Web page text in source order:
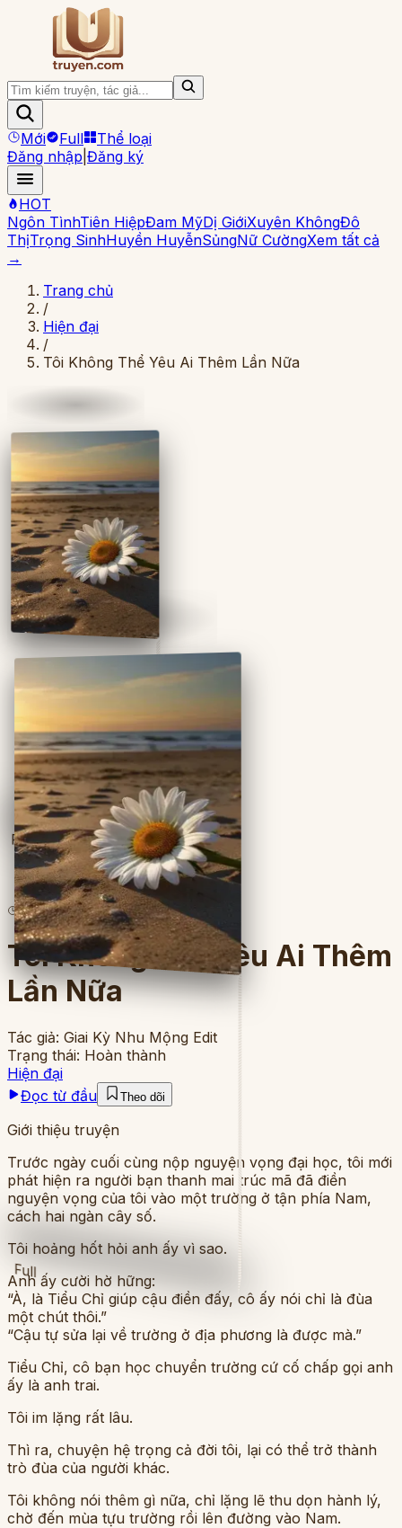
Mới Full
Thể loại
Đăng nhập Đăng ký
HOT
Ngôn TìnhTiên HiệpĐam MỹDị GiớiXuyên KhôngĐô
ThịTrọng SinhHuyền HuyễnSủngNữ CườngXem tất cả
→
Trang chủ
/
Hiện đại
/
Tôi Không Thể Yêu Ai Thêm Lần Nữa
Full
Full
9lượt đọc· 8chương
Tôi Không Thể Yêu Ai Thêm
Lần Nữa
Tác giả: Giai Kỳ Nhu Mộng Edit
Trạng thái: Hoàn thành
Hiện đại
Đọc từ đầu
Theo dõi
Giới thiệu truyện
Trước ngày cuối cùng nộp nguyện vọng đại học, tôi mới
phát hiện ra người bạn thanh mai trúc mã đã điền
nguyện vọng của tôi vào một trường ở tận phía Nam,
cách hai ngàn cây số.
Tôi hoảng hốt hỏi anh ấy vì sao.
Anh ấy cười hờ hững:
“À, là Tiểu Chỉ giúp cậu điền đấy, cô ấy nói chỉ là đùa
một chút thôi.”
“Cậu tự sửa lại về trường ở địa phương là được mà.”
Tiểu Chỉ, cô bạn học chuyển trường cứ cố chấp gọi anh
ấy là anh trai.
Tôi im lặng rất lâu.
Thì ra, chuyện hệ trọng cả đời tôi, lại có thể trở thành
trò đùa của người khác.
Tôi không nói thêm gì nữa, chỉ lặng lẽ thu dọn hành lý,
chờ đến mùa tựu trường rồi lên đường vào Nam.